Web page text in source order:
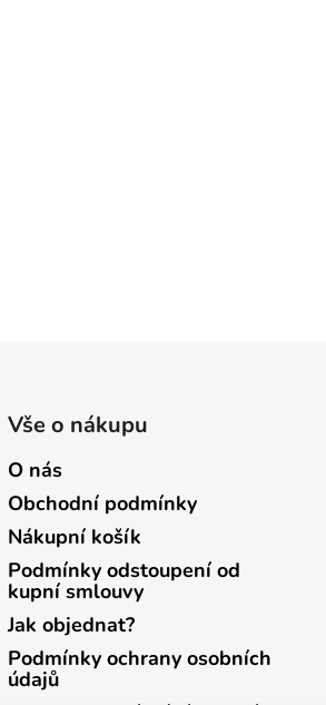
Vše o nákupu
O nás
Obchodní podmínky
Nákupní košík
Podmínky odstoupení od
kupní smlouvy
Jak objednat?
Podmínky ochrany osobních
údajů